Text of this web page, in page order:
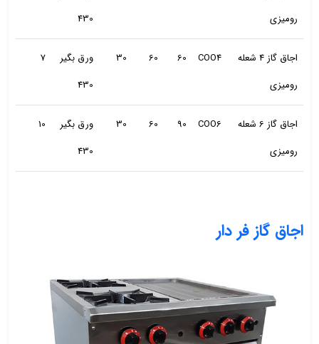
رومیزی
430
اجاق گاز 4 شعله
رومیزی
COO4
60
60
30
ورق بگیر
430
7
اجاق گاز 6 شعله
رومیزی
COO6
90
60
30
ورق بگیر
430
10
اجاق گاز فر دار